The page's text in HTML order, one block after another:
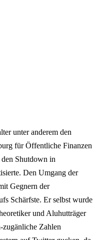
unter anderem den
für Öffentliche Finanzen
Shutdown in
Den Umgang der
Gegnern der
Schärfste. Er selbst wurde
und Aluhutträger
Zahlen